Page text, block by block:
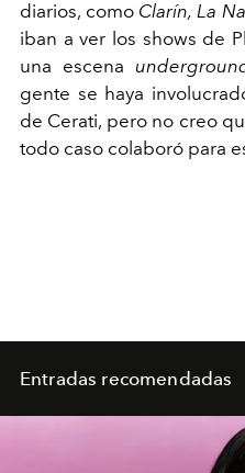
diarios, como Clarín, La
iban a ver los shows de
una escena
gente se haya
de Cerati, pero no creo
todo caso colaboró para
Entradas recomendadas